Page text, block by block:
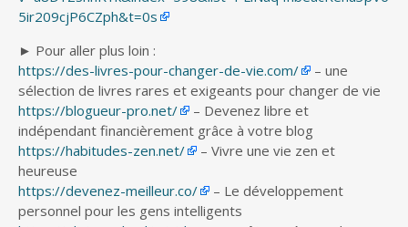
5ir209cjP6CZph&t=0s
► Pour aller plus loin :
https://des-livres-pour-changer-de-vie.com/
– une
sélection de livres rares et exigeants pour changer de vie
https://blogueur-pro.net/
– Devenez libre et
indépendant financièrement grâce à votre blog
https://habitudes-zen.net/
– Vivre une vie zen et
heureuse
https://devenez-meilleur.co/
– Le développement
personnel pour les gens intelligents